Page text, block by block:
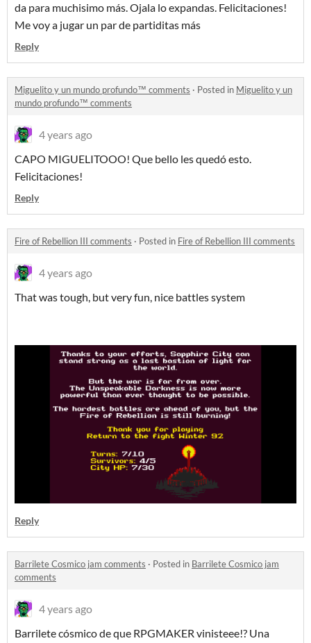
da para muchisimo más. Ojala lo expandas. Felicitaciones!
Me voy a jugar un par de partiditas más
Reply
Miguelito y un mundo profundo™ comments · Posted in Miguelito y un
mundo profundo™ comments
4 years ago
CAPO MIGUELITOOO! Que bello les quedó esto.
Felicitaciones!
Reply
Fire of Rebellion III comments · Posted in Fire of Rebellion III comments
4 years ago
That was tough, but very fun, nice battles system
Reply
Barrilete Cosmico jam comments · Posted in Barrilete Cosmico jam
comments
4 years ago
Barrilete cósmico de que RPGMAKER vinisteee!? Una